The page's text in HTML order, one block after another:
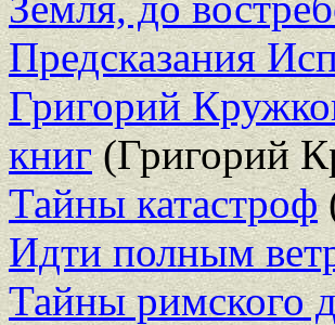
Предсказания
Григорий
книг(Григорий
Тайны катастроф
Идти полным
Тайны римского